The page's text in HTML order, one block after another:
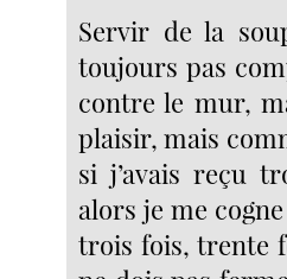
Servir de la
toujours pas
contre le mur,
plaisir, mais
si j’avais reçu
alors je me
trois fois, trente